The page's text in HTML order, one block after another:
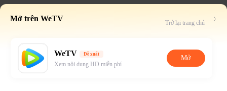
Mở trên WeTV Trở lại trang chủ
WeTV Đề xuất
Xem nội dung HD miễn phí
Mở